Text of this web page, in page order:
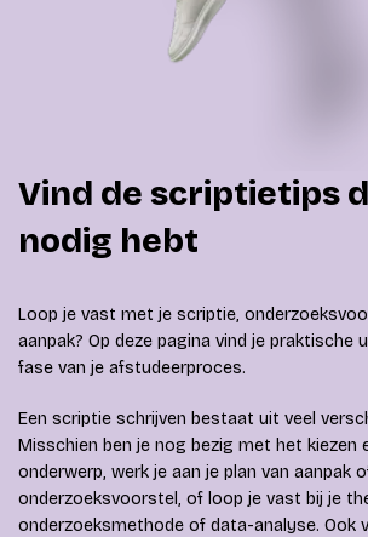
Vind de scriptietips
nodig hebt
Loop je vast met je scriptie,
aanpak? Op deze pagina vind je praktische
fase van je afstudeerproces.
Een scriptie schrijven bestaat uit veel
Misschien ben je nog bezig met het kiezen
onderwerp, werk je aan je plan van aanpak
onderzoeksvoorstel, of loop je vast bij je
onderzoeksmethode of data-analyse. Ook